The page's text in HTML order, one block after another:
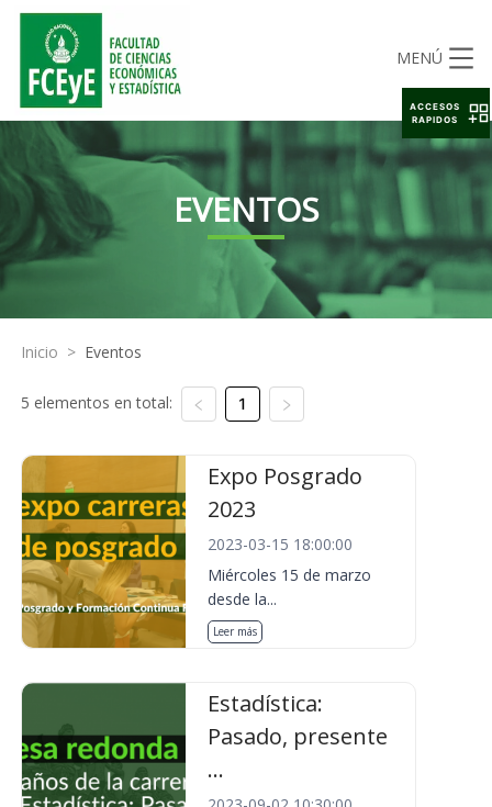
MENÚ
EVENTOS
Inicio > Eventos
5 elementos en total: 1
Expo Posgrado
2023
2023-03-15 18:00:00
Miércoles 15 de marzo
desde la...
Leer más
Estadística:
Pasado, presente
...
ACCESOS
RAPIDOS